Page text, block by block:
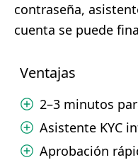
contraseña,
cuenta se puede
Ventajas
2–3 minutos
Asistente KYC
Aprobación